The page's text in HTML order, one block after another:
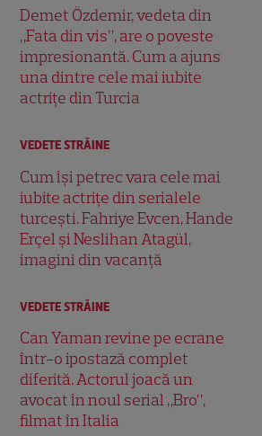
Demet Özdemir, vedeta din
„Fata din vis”, are o poveste
impresionantă. Cum a ajuns
una dintre cele mai iubite
actrițe din Turcia
VEDETE STRĂINE
Cum își petrec vara cele mai
iubite actrițe din serialele
turcești. Fahriye Evcen, Hande
Erçel și Neslihan Atagül,
imagini din vacanță
VEDETE STRĂINE
Can Yaman revine pe ecrane
într-o ipostază complet
diferită. Actorul joacă un
avocat în noul serial „Bro”,
filmat în Italia